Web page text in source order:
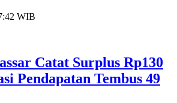
WIB
Catat Surplus Rp130
Pendapatan Tembus 49